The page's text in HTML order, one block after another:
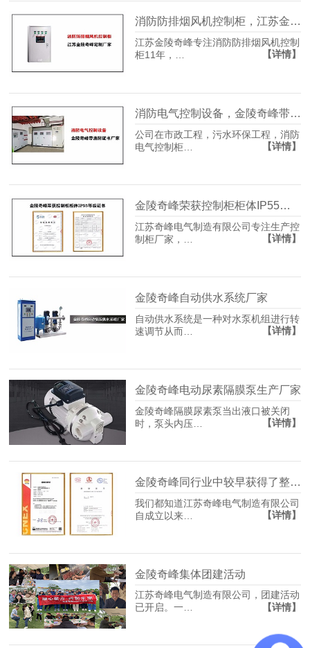
消防防排烟风机控制柜，江苏金陵奇峰定制厂家
江苏金陵奇峰专注消防防排烟风机控制
柜11年，…
【详情】
消防电气控制设备，金陵奇峰带消防证书厂家
公司在市政工程，污水环保工程，消防
电气控制柜…
【详情】
金陵奇峰荣获控制柜柜体IP55防护等级证书
江苏奇峰电气制造有限公司专注生产控
制柜厂家，…
【详情】
金陵奇峰自动供水系统厂家
自动供水系统是一种对水泵机组进行转
速调节从而…
【详情】
金陵奇峰电动尿素隔膜泵生产厂家
金陵奇峰隔膜尿素泵当出液口被关闭
时，泵头内压…
【详情】
金陵奇峰同行业中较早获得了整体车用尿素加注泵防爆证书厂家
我们都知道江苏奇峰电气制造有限公司
自成立以来…
【详情】
金陵奇峰集体团建活动
江苏奇峰电气制造有限公司，团建活动
已开启。一…
【详情】